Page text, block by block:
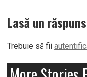
Lasă un răspuns
Trebuie să fii